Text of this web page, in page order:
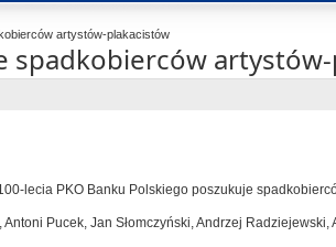
artystów-plakacistów
spadkobierców
lecia PKO Banku Polskiego poszukuje
Pucek, Jan Słomczyński, Andrzej Radziejewski,